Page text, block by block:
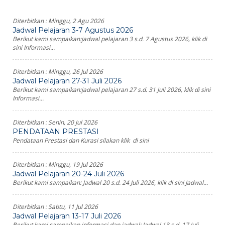
Diterbitkan :Minggu, 2 Agu 2026
Jadwal Pelajaran 3-7 Agustus 2026
Berikut kami sampaikan:jadwal pelajaran 3 s.d. 7 Agustus 2026, klik di
sini Informasi...
Diterbitkan :Minggu, 26 Jul 2026
Jadwal Pelajaran 27-31 Juli 2026
Berikut kami sampaikan:jadwal pelajaran 27 s.d. 31 Juli 2026, klik di sini
Informasi...
Diterbitkan :Senin, 20 Jul 2026
PENDATAAN PRESTASI
Pendataan Prestasi dan Kurasi silakan klik di sini
Diterbitkan :Minggu, 19 Jul 2026
Jadwal Pelajaran 20-24 Juli 2026
Berikut kami sampaikan: Jadwal 20 s.d. 24 Juli 2026, klik di sini Jadwal...
Diterbitkan :Sabtu, 11 Jul 2026
Jadwal Pelajaran 13-17 Juli 2026